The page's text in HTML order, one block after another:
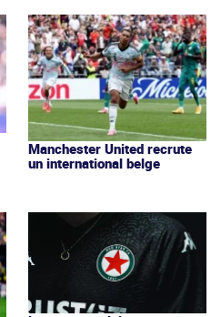
Manchester United recrute
un international belge